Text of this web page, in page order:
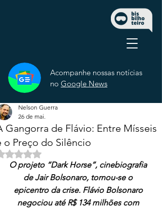
Acompanhe nossas notícias
no Google News
Gangorra de Flávio: Entre Mísseis
o Preço do Silêncio
Nelson Guerra
26 de mai.
Avaliado com NaN de 5 estrelas.
O projeto “Dark Horse”, cinebiografia
de Jair Bolsonaro, tornou-se o
epicentro da crise. Flávio Bolsonaro
negociou até R$ 134 milhões com